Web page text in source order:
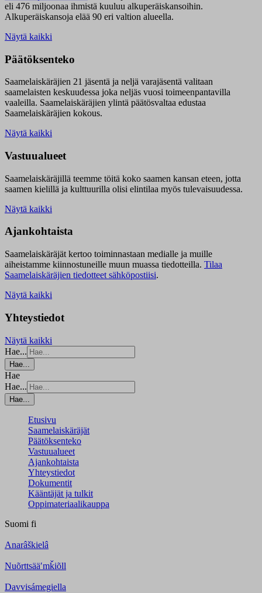
eli 476 miljoonaa ihmistä kuuluu alkuperäiskansoihin.
Alkuperäiskansoja elää 90 eri valtion alueella.
Näytä kaikki
Päätöksenteko
Saamelaiskäräjien 21 jäsentä ja neljä varajäsentä valitaan
saamelaisten keskuudessa joka neljäs vuosi toimeenpantavilla
vaaleilla. Saamelaiskäräjien ylintä päätösvaltaa edustaa
Saamelaiskäräjien kokous.
Näytä kaikki
Vastuualueet
Saamelaiskäräjillä teemme töitä koko saamen kansan eteen, jotta
saamen kielillä ja kulttuurilla olisi elintilaa myös tulevaisuudessa.
Näytä kaikki
Ajankohtaista
Saamelaiskäräjät kertoo toiminnastaan medialle ja muille
aiheistamme kiinnostuneille muun muassa tiedotteilla. Tilaa
Saamelaiskäräjien tiedotteet sähköpostiisi.
Näytä kaikki
Yhteystiedot
Näytä kaikki
Hae...
Hae...
Hae
Hae...
Hae...
Etusivu
Saamelaiskäräjät
Päätöksenteko
Vastuualueet
Ajankohtaista
Yhteystiedot
Dokumentit
Kääntäjät ja tulkit
Oppimateriaalikauppa
Suomi fi
Anarâškielâ
Nuõrttsääʹmǩiõll
Davvisámegiella